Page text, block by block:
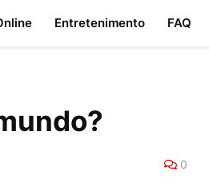
Entretenimento FAQ
0